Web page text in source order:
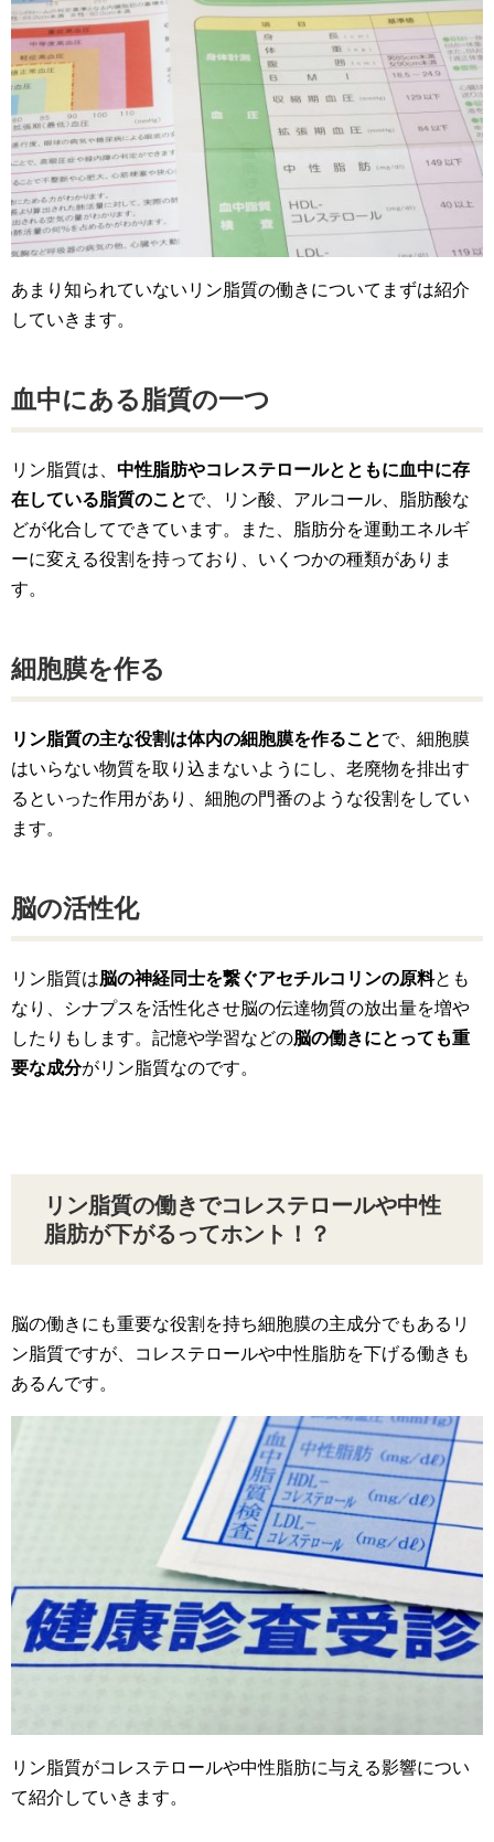
あまり知られていないリン脂質の働きについてまずは紹介
していきます。
血中にある脂質の一つ
リン脂質は、 中性脂肪やコレステロールとともに血中に存
在している脂質のことで、リン酸、アルコール、脂肪酸な
どが化合してできています。また、脂肪分を運動エネルギ
ーに変える役割を持っており、いくつかの種類がありま
す。
細胞膜を作る
リン脂質の主な役割は体内の細胞膜を作ることで、細胞膜
はいらない物質を取り込まないようにし、老廃物を排出す
るといった作用があり、細胞の門番のような役割をしてい
ます。
脳の活性化
リン脂質は脳の神経同士を繋ぐアセチルコリンの原料とも
なり、シナプスを活性化させ脳の伝達物質の放出量を増や
したりもします。記憶や学習などの脳の働きにとっても重
要な成分がリン脂質なのです。
リン脂質の働きでコレステロールや中性
脂肪が下がるってホント！？
脳の働きにも重要な役割を持ち細胞膜の主成分でもあるリ
ン脂質ですが、コレステロールや中性脂肪を下げる働きも
あるんです。
リン脂質がコレステロールや中性脂肪に与える影響につい
て紹介していきます。